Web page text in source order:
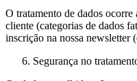
O tratamento de dados
cliente (categorias de dados
inscrição na nossa newsletter
Segurança no